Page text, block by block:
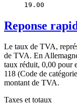
19.00
Reponse
Le taux de TVA,
de TVA. En
taux réduit, 0,00 pour
118 (Code de
montant de TVA.
Taxes et totaux